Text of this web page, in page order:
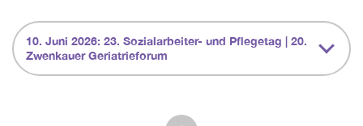
10. Juni 2026: 23. Sozialarbeiter- und Pflegetag | 20.
Zwenkauer Geriatrieforum